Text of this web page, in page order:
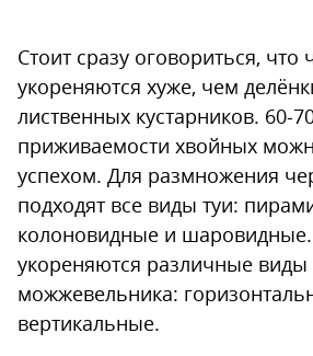
Стоит сразу оговориться,
укореняются хуже, чем
лиственных кустарников. 60-
приживаемости хвойных
успехом. Для размножения
подходят все виды туи:
колоновидные и
укореняются различные виды
можжевельника:
вертикальные.